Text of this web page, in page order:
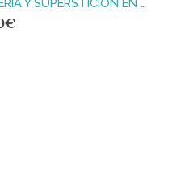
BRUJERÍA Y SUPERSTICIÓN EN CANTABRIA
€